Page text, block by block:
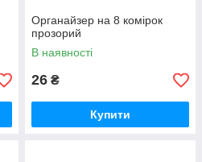
Органайзер на 8 комірок
прозорий
В наявності
26 ₴
Купити